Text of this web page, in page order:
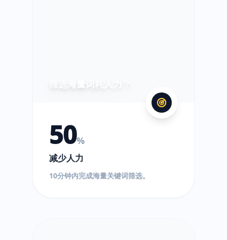
筛选海量词耗人力？
50%
减少人力
10分钟内完成海量关键词筛选。